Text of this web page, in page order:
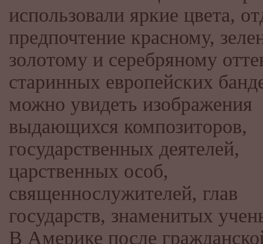
использовали яркие цвета,
предпочтение красному,
золотому и серебряному
старинных европейских
можно увидеть изображения
выдающихся композиторов,
государственных деятелей,
царственных особ,
священнослужителей, глав
государств, знаменитых
В Америке после